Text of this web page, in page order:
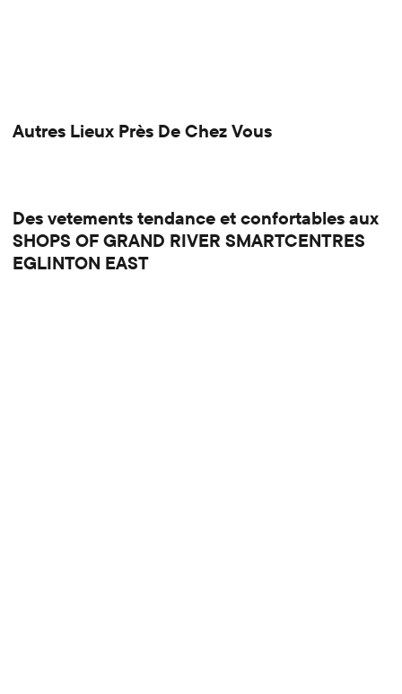
Autres Lieux Près De Chez Vous
Des vetements tendance et confortables aux
SHOPS OF GRAND RIVER SMARTCENTRES
EGLINTON EAST